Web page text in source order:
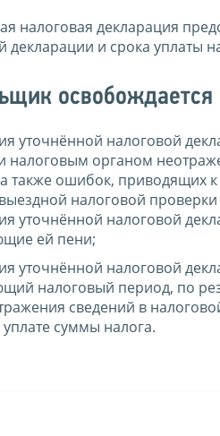
налоговая декларация
декларации и срока уплаты
освобождается
уточнённой налоговой
налоговым органом
также ошибок, приводящих
налоговой
уточнённой налоговой
ей пени;
уточнённой налоговой
налоговый период, по
сведений в
суммы налога.